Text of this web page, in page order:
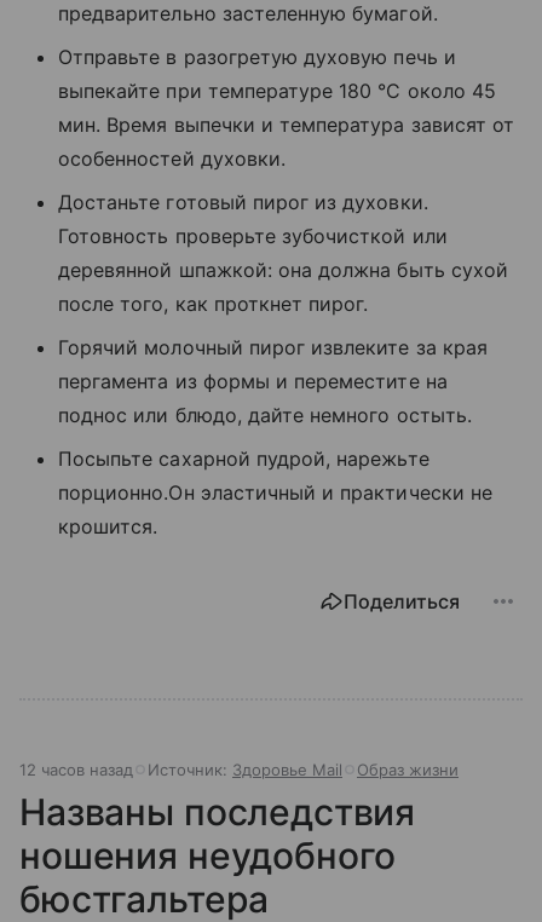
предварительно застеленную бумагой.
Отправьте в разогретую духовую печь и
выпекайте при температуре 180 °С около 45
мин. Время выпечки и температура зависят от
особенностей духовки.
Достаньте готовый пирог из духовки.
Готовность проверьте зубочисткой или
деревянной шпажкой: она должна быть сухой
после того, как проткнет пирог.
Горячий молочный пирог извлеките за края
пергамента из формы и переместите на
поднос или блюдо, дайте немного остыть.
Посыпьте сахарной пудрой, нарежьте
порционно.Он эластичный и практически не
крошится.
Поделиться
12 часов назад Источник: Здоровье Mail Образ жизни
Названы последствия
ношения неудобного
бюстгальтера